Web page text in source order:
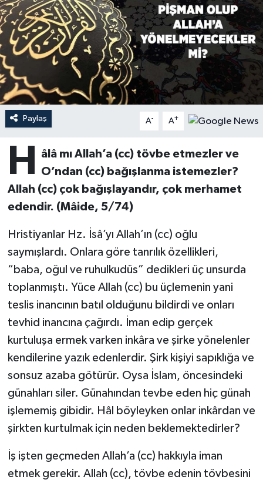
Paylaş A- A+
H
âlâ mı Allah’a (cc) tövbe etmezler ve
O’ndan (cc) bağışlanma istemezler?
Allah (cc) çok bağışlayandır, çok merhamet
edendir. (Mâide, 5/74)
Hristiyanlar Hz. İsâ’yı Allah’ın (cc) oğlu
saymışlardı. Onlara göre tanrılık özellikleri,
“baba, oğul ve ruhulkudüs” dedikleri üç unsurda
toplanmıştı. Yüce Allah (cc) bu üçlemenin yani
teslis inancının batıl olduğunu bildirdi ve onları
tevhid inancına çağırdı. İman edip gerçek
kurtuluşa ermek varken inkâra ve şirke yönelenler
kendilerine yazık edenlerdir. Şirk kişiyi sapıklığa ve
sonsuz azaba götürür. Oysa İslam, öncesindeki
günahları siler. Günahından tevbe eden hiç günah
işlememiş gibidir. Hâl böyleyken onlar inkârdan ve
şirkten kurtulmak için neden beklemektedirler?
İş işten geçmeden Allah’a (cc) hakkıyla iman
etmek gerekir. Allah (cc), tövbe edenin tövbesini
Ardahan Müftülüğü
Artvin Müftülüğü
Aydın Müftülüğü
Balıkesir Müftülüğü
Batman Müftülüğü
Bayburt Müftülüğü
Bilecik Müftülüğü
Bingöl Müftülüğü
Bitlis Müftülüğü
Bolu Müftülüğü
Bursa Müftülüğü
Çanakkale Müftülüğü
Çorum Müftülüğü
Kudüs
Kurban
Mukabele
Peygamberimizin Hayatı
Sahabeler
Zekat
Hutbeler
DİYANET AKADEMİ
DİYANET GENÇLİK
DİYANET RADYO/TV
Dünya
Eğitim
Kültür-Sanat
Aile
Sağlık
Makaleler
Duyurular
Podcast
Biyografiler